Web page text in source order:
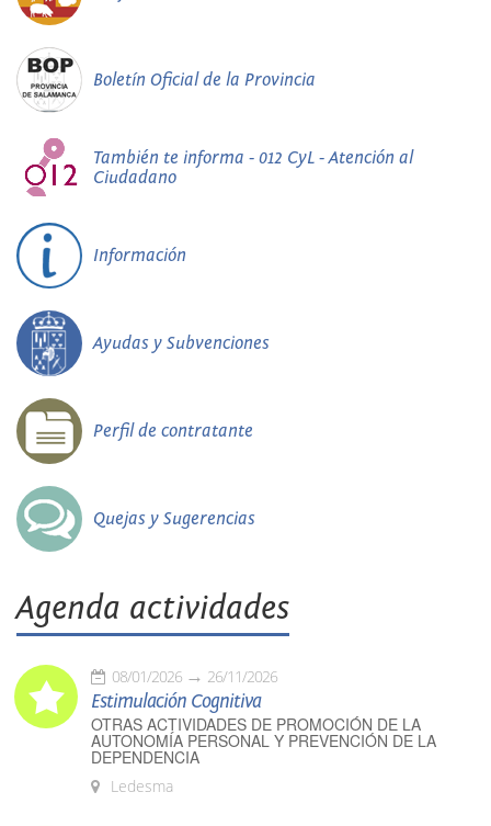
Boletín Oficial de la Provincia
También te informa - 012 CyL - Atención al
Ciudadano
Información
Ayudas y Subvenciones
Perfil de contratante
Quejas y Sugerencias
Agenda actividades
08/01/2026 26/11/2026
Estimulación Cognitiva
OTRAS ACTIVIDADES DE PROMOCIÓN DE LA
AUTONOMÍA PERSONAL Y PREVENCIÓN DE LA
DEPENDENCIA
Ledesma